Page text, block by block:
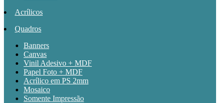
Acrílicos
Quadros
Banners
Canvas
Vinil Adesivo + MDF
Papel Foto + MDF
Acrílico em PS 2mm
Mosaico
Somente Impressão